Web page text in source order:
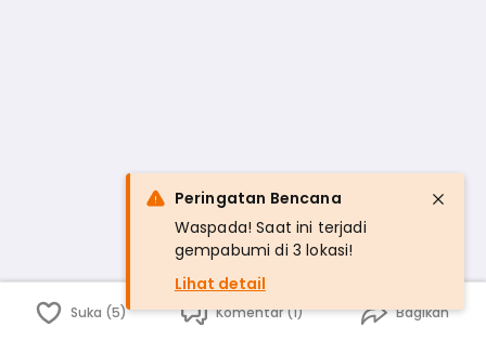
Suka (5) Komentar (1) Bagikan
Peringatan Bencana
Waspada! Saat ini terjadi
gempabumi di 3 lokasi!
Lihat detail